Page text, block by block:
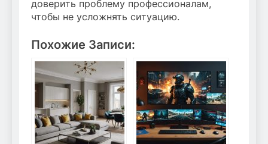
доверить проблему профессионалам,
чтобы не усложнять ситуацию.
Похожие Записи: